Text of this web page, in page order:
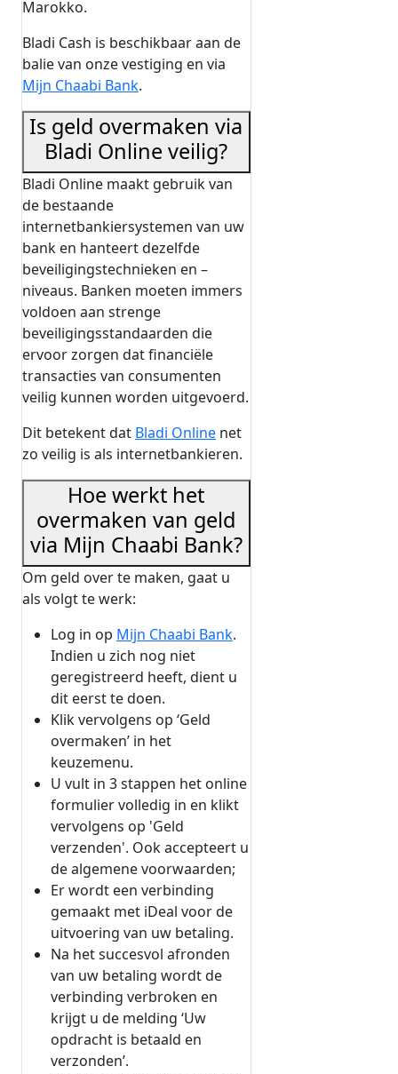
Marokko.
Bladi Cash is beschikbaar aan de
balie van onze vestiging en via
Mijn Chaabi Bank.
Is geld overmaken via
Bladi Online veilig?
Bladi Online maakt gebruik van
de bestaande
internetbankiersystemen van uw
bank en hanteert dezelfde
beveiligingstechnieken en –
niveaus. Banken moeten immers
voldoen aan strenge
beveiligingsstandaarden die
ervoor zorgen dat financiële
transacties van consumenten
veilig kunnen worden uitgevoerd.
Dit betekent dat Bladi Online net
zo veilig is als internetbankieren.
Hoe werkt het
overmaken van geld
via Mijn Chaabi Bank?
Om geld over te maken, gaat u
als volgt te werk:
Log in op Mijn Chaabi Bank.
Indien u zich nog niet
geregistreerd heeft, dient u
dit eerst te doen.
Klik vervolgens op ‘Geld
overmaken’ in het
keuzemenu.
U vult in 3 stappen het online
formulier volledig in en klikt
vervolgens op 'Geld
verzenden'. Ook accepteert u
de algemene voorwaarden;
Er wordt een verbinding
gemaakt met iDeal voor de
uitvoering van uw betaling.
Na het succesvol afronden
van uw betaling wordt de
verbinding verbroken en
krijgt u de melding ‘Uw
opdracht is betaald en
verzonden’.